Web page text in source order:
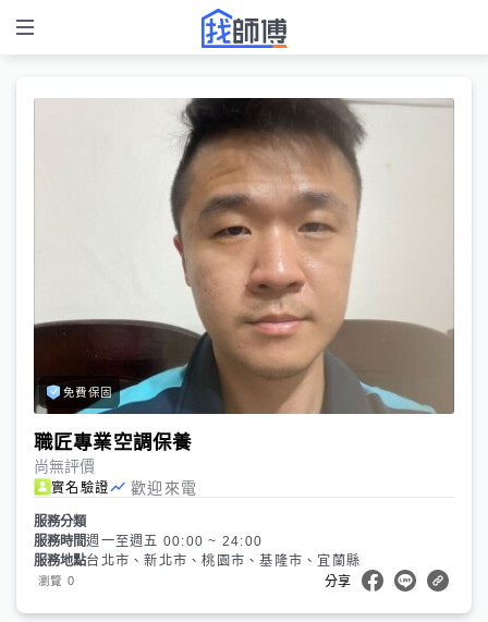
免費保固
職匠專業空調保養
尚無評價
實名驗證 歡迎來電
服務分類
服務時間週一至週五 00:00 ~ 24:00
服務地點台北市、新北市、桃園市、基隆市、宜蘭縣
瀏覽 0 分享